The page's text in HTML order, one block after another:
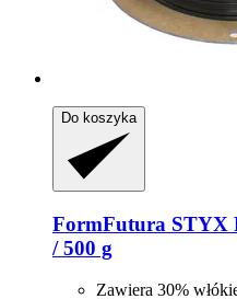
Do koszyka
FormFutura STYX
/ 500 g
Zawiera 30%